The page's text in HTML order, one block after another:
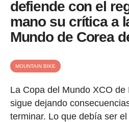
defiende con el
mano su crítica a
Mundo de Corea
MOUNTAIN BIKE
La Copa del Mundo XCO de
sigue dejando
terminar. Lo que debía ser